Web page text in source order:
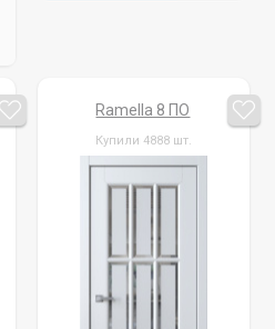
Ramella 8 ПО
Купили 4888 шт.